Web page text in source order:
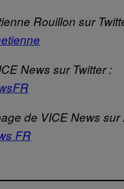
Rouillon sur
News sur Twitter :
de VICE News
FR